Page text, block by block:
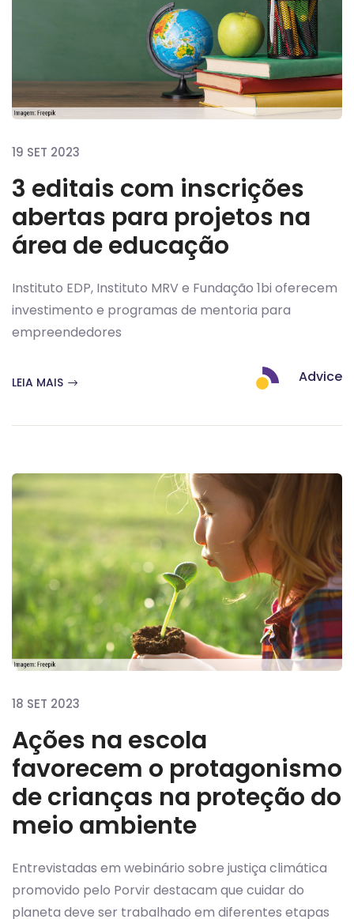
19 SET 2023
3 editais com inscrições
abertas para projetos na
área de educação
Instituto EDP, Instituto MRV e Fundação 1bi oferecem
investimento e programas de mentoria para
empreendedores
LEIA MAIS Advice
18 SET 2023
Ações na escola
favorecem o protagonismo
de crianças na proteção do
meio ambiente
Entrevistadas em webinário sobre justiça climática
promovido pelo Porvir destacam que cuidar do
planeta deve ser trabalhado em diferentes etapas